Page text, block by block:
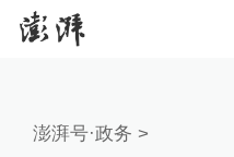
澎湃号·政务 >